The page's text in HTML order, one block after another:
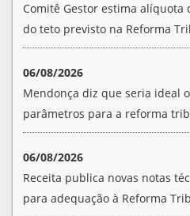
Comitê Gestor estima alíquota
do teto previsto na Reforma
06/08/2026
Mendonça diz que seria ideal
parâmetros para a reforma
06/08/2026
Receita publica novas notas
para adequação à Reforma